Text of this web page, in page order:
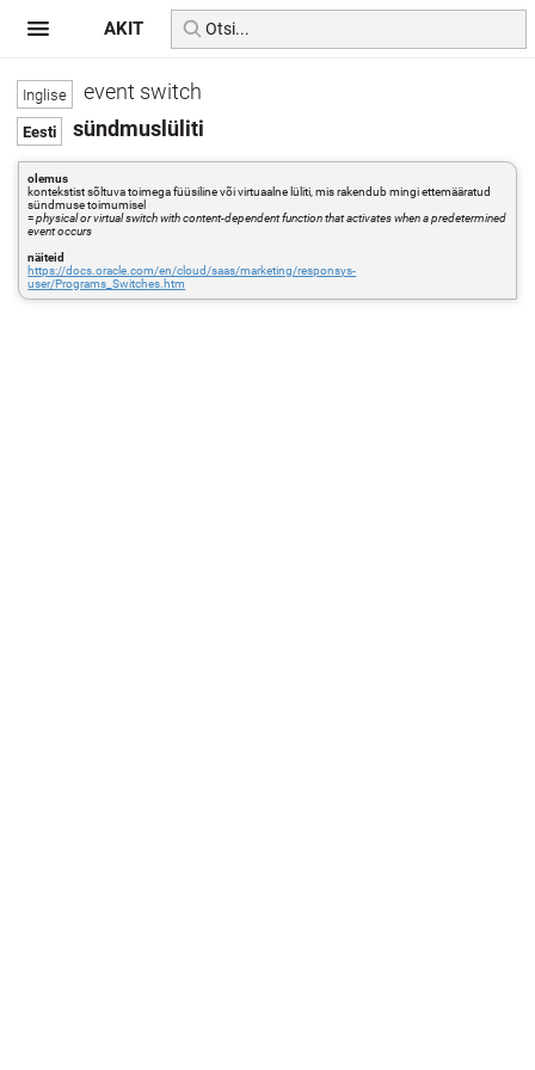
event switch
sündmuslüliti
olemus
kontekstist sõltuva toimega füüsiline või virtuaalne lüliti, mis rakendub mingi ettemääratud
sündmuse toimumisel
=physical or virtual switch with content-dependent function that activates when a predetermined
event occurs
näiteid
https://docs.oracle.com/en/cloud/saas/marketing/responsys-
user/Programs_Switches.htm
AKIT